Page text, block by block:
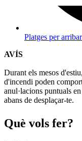
Platges per
AVÍS
Durant els mesos
d'incendi poden
anul·lacions puntuals
abans de desplaçar-te.
Què vols fer?